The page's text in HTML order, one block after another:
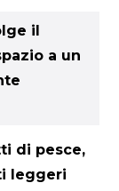
il
a un
di pesce,
leggeri